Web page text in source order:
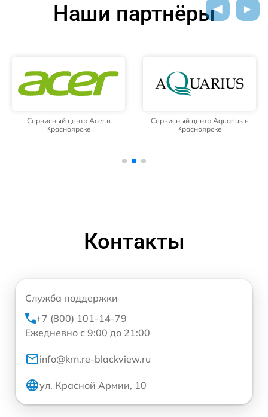
Наши партнёры
Сервисный центр Acer в
Красноярске
Сервисный центр Aquarius в
Красноярске
Контакты
Служба поддержки
+7 (800) 101-14-79
Ежедневно с 9:00 до 21:00
info@krn.re-blackview.ru
ул. Красной Армии, 10